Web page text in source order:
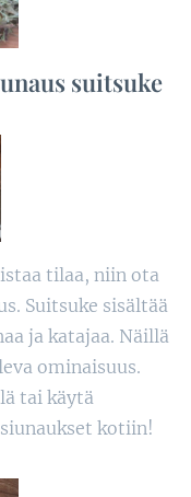
suitsuke
tilaa, niin ota
Suitsuke sisältää
ja katajaa. Näillä
ominaisuus.
tai käytä
kotiin!